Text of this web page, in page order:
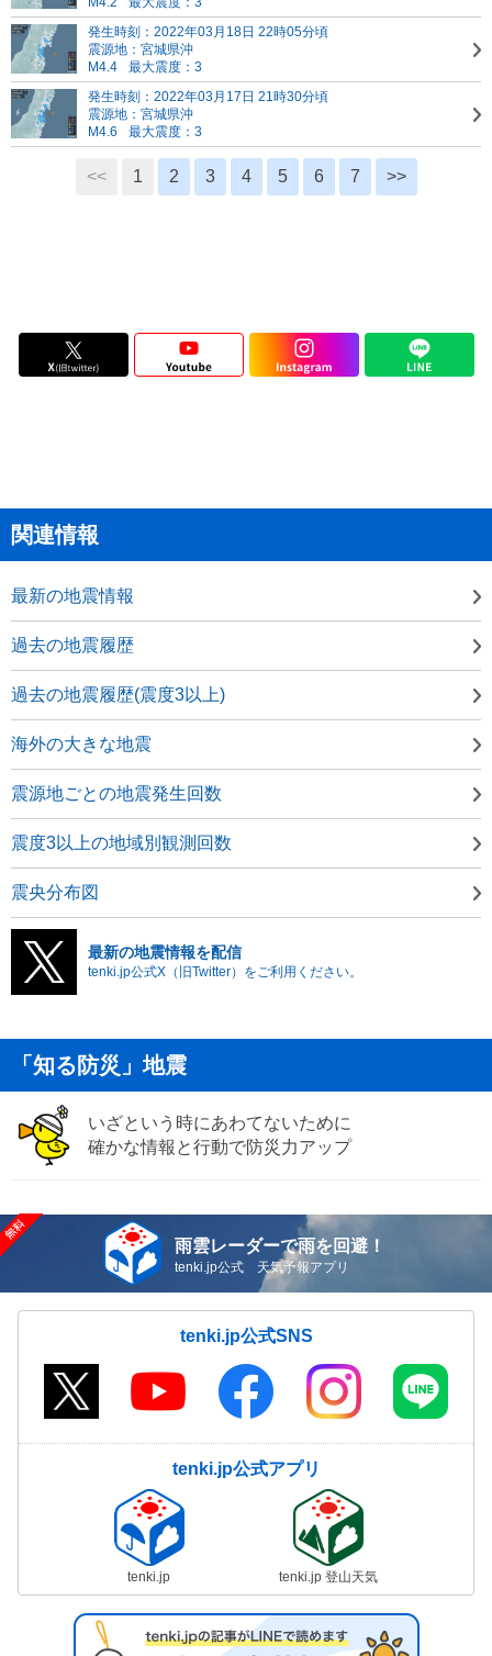
発生時刻：2022年03月18日 22時05分頃
震源地：宮城県沖
M4.4
最大震度：3
発生時刻：2022年03月17日 21時30分頃
震源地：宮城県沖
M4.6
最大震度：3
<< 1 2 3 4 5 6 7 >>
関連情報
最新の地震情報
過去の地震履歴
過去の地震履歴(震度3以上)
海外の大きな地震
震源地ごとの地震発生回数
震度3以上の地域別観測回数
震央分布図
最新の地震情報を配信
tenki.jp公式X（旧Twitter）をご利用ください。
「知る防災」地震
いざという時にあわてないために
確かな情報と行動で防災力アップ
雨雲レーダーで雨を回避！
tenki.jp公式 天気予報アプリ
tenki.jp公式SNS
tenki.jp公式アプリ
tenki.jp tenki.jp 登山天気